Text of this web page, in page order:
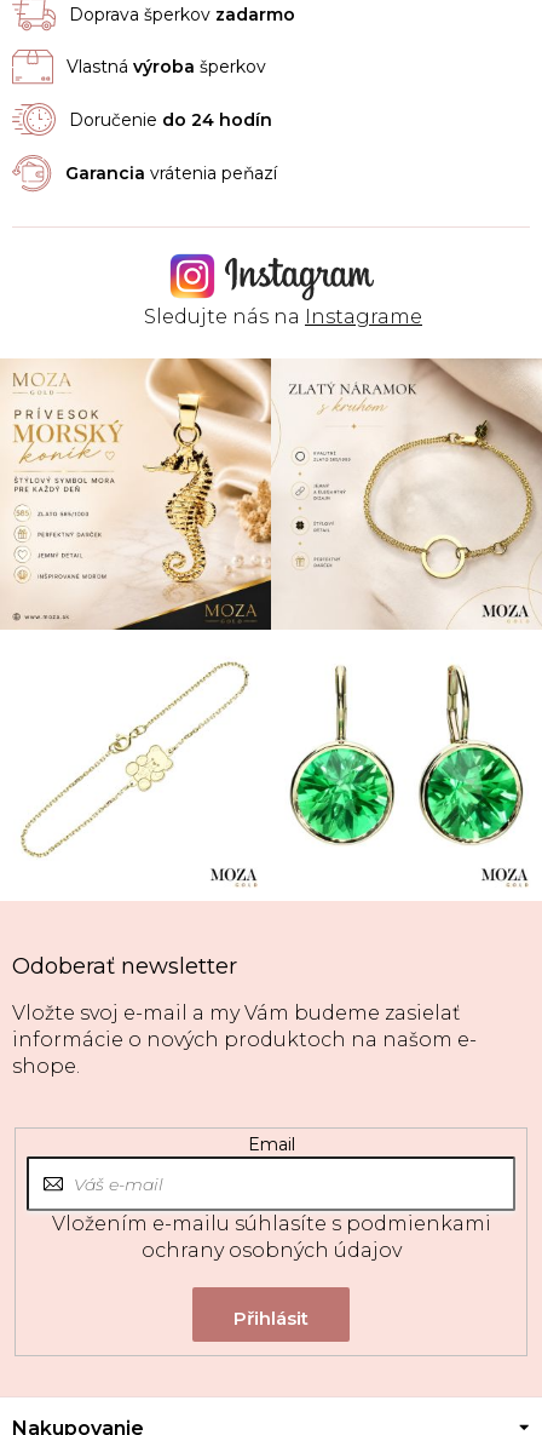
Doprava šperkov zadarmo
Vlastná výroba šperkov
Doručenie do 24 hodín
Garancia vrátenia peňazí
Sledujte nás na Instagrame
Odoberať newsletter
Vložte svoj e-mail a my Vám budeme zasielať
informácie o nových produktoch na našom e-
shope.
Email
Vložením e-mailu súhlasíte s podmienkami
ochrany osobných údajov
Z
Nakupovanie